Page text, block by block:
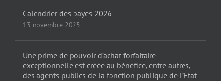
Calendrier des payes 2026
13 novembre 2025
Une prime de pouvoir d’achat forfaitaire
exceptionnelle est créée au bénéfice, entre autres,
des agents publics de la fonction publique de l’Etat